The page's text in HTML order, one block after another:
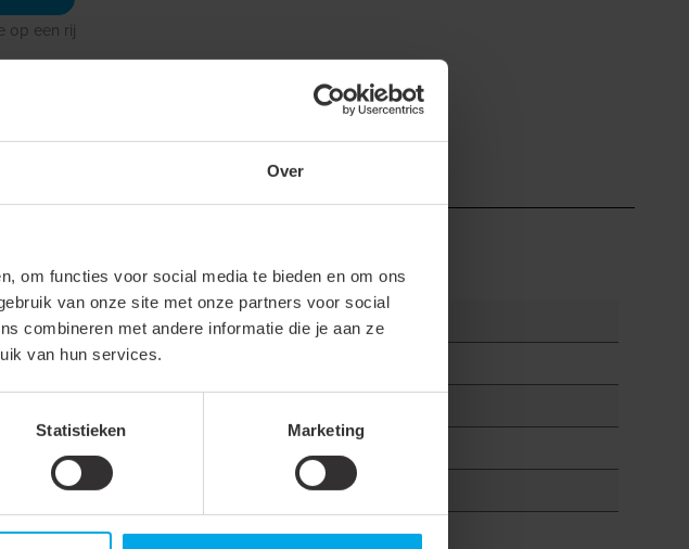
Over
om functies voor social media te bieden en om ons
van onze site met onze partners voor social
combineren met andere informatie die je aan ze
van hun services.
Statistieken Marketing
op een rij
Plus
aluminium